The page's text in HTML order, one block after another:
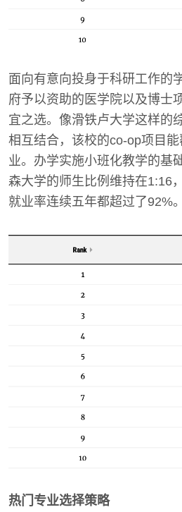
面向有意向投身于科研工作的
府予以资助的医学院以及博士
宜之选。像滑铁卢大学这样的
相互结合，该校的co-op项目
业。办学实施小班化教学的基
森大学的师生比例维持在1:16
就业率连续五年都超过了92%。
热门专业选择策略